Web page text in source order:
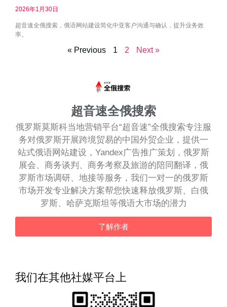
2026年1月30日
超音速全俄搜索，俄语网站建设简化中亚客户沟通与确认，提升业务效
率。
« Previous 1 2 Next »
超音速全俄搜索
俄罗斯莫斯科当地营销平台“超音速”全俄搜索专注服
务对俄罗斯开展跨境贸易的中国外贸企业，提供一
站式俄语网站建设，Yandex广告推广策划，俄罗斯
展会、商务谈判、商务考察及旅游的陪同翻译，俄
罗斯市场调研、地接等服务，我们一对一的俄罗斯
市场开发专业解决方案帮您快速释放俄罗斯、白俄
罗斯、哈萨克斯坦等俄语大市场的潜力
了解作者
我们在其他社媒平台上